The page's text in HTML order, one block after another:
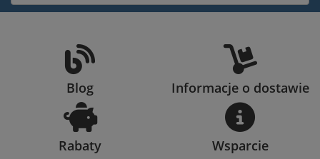
Blog Informacje o dostawie
Rabaty Wsparcie